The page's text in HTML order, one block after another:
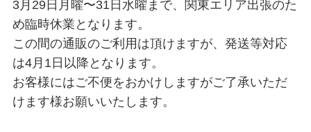
3月29日月曜〜31日水曜まで、関東エリア出張のた
め臨時休業となります。
この間の通販のご利用は頂けますが、発送等対応
は4月1日以降となります。
お客様にはご不便をおかけしますがご了承いただ
けます様お願いいたします。